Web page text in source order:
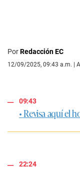
PorRedacción EC
12/09/2025, 09:43 a.m. |
09:43
• Revisa aquí el
22:24